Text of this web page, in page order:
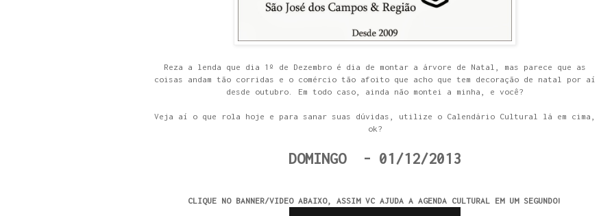
Reza a lenda que dia 1º de Dezembro é dia de montar a árvore de Natal, mas parece que as
coisas andam tão corridas e o comércio tão afoito que acho que tem decoração de natal por aí
desde outubro. Em todo caso, ainda não montei a minha, e você?
Veja aí o que rola hoje e para sanar suas dúvidas, utilize o Calendário Cultural lá em cima,
ok?
DOMINGO - 01/12/2013
CLIQUE NO BANNER/VIDEO ABAIXO, ASSIM VC AJUDA A AGENDA CULTURAL EM UM SEGUNDO!